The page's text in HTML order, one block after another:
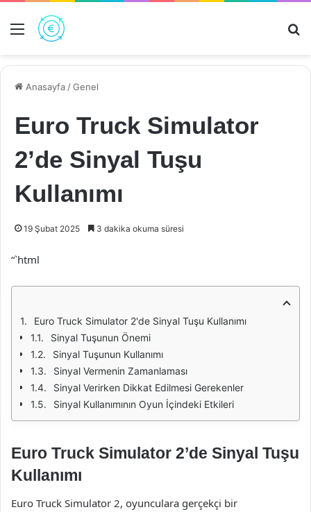
Menü
Anasayfa /Genel
Euro Truck Simulator
2’de Sinyal Tuşu
Kullanımı
19 Şubat 2025 3 dakika okuma süresi
“`html
Euro Truck Simulator 2'de Sinyal Tuşu Kullanımı
Sinyal Tuşunun Önemi
Sinyal Tuşunun Kullanımı
Sinyal Vermenin Zamanlaması
Sinyal Verirken Dikkat Edilmesi Gerekenler
Sinyal Kullanımının Oyun İçindeki Etkileri
Euro Truck Simulator 2’de Sinyal Tuşu
Kullanımı
Euro Truck Simulator 2, oyunculara gerçekçi bir